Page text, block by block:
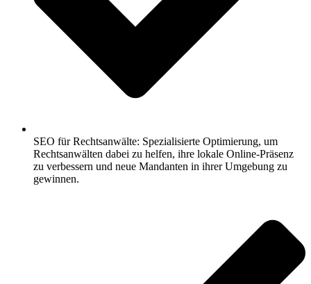
SEO für Rechtsanwälte: Spezialisierte Optimierung, um
Rechtsanwälten dabei zu helfen, ihre lokale Online-Präsenz
zu verbessern und neue Mandanten in ihrer Umgebung zu
gewinnen.